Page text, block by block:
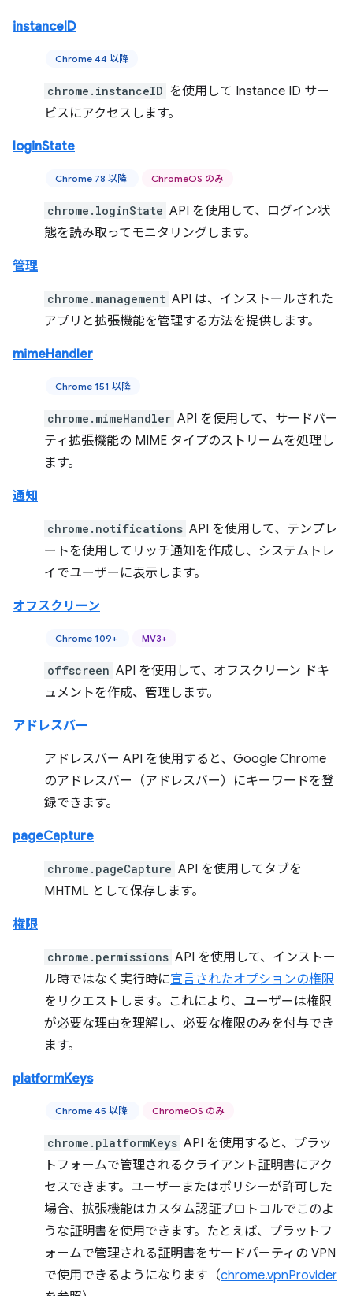
instanceID
Chrome 44 以降
chrome.instanceID を使用して Instance ID サー
ビスにアクセスします。
loginState
Chrome 78 以降 ChromeOS のみ
chrome.loginState API を使用して、ログイン状
態を読み取ってモニタリングします。
管理
chrome.management API は、インストールされた
アプリと拡張機能を管理する方法を提供します。
mimeHandler
Chrome 151 以降
chrome.mimeHandler API を使用して、サードパー
ティ拡張機能の MIME タイプのストリームを処理し
ます。
通知
chrome.notifications API を使用して、テンプレ
ートを使用してリッチ通知を作成し、システムトレ
イでユーザーに表示します。
オフスクリーン
Chrome 109+ MV3+
offscreen API を使用して、オフスクリーン ドキ
ュメントを作成、管理します。
アドレスバー
アドレスバー API を使用すると、Google Chrome
のアドレスバー（アドレスバー）にキーワードを登
録できます。
pageCapture
chrome.pageCapture API を使用してタブを
MHTML として保存します。
権限
chrome.permissions API を使用して、インストー
ル時ではなく実行時に宣言されたオプションの権限
をリクエストします。これにより、ユーザーは権限
が必要な理由を理解し、必要な権限のみを付与でき
ます。
platformKeys
Chrome 45 以降 ChromeOS のみ
chrome.platformKeys API を使用すると、プラッ
トフォームで管理されるクライアント証明書にアク
セスできます。ユーザーまたはポリシーが許可した
場合、拡張機能はカスタム認証プロトコルでこのよ
うな証明書を使用できます。たとえば、プラットフ
ォームで管理される証明書をサードパーティの VPN
で使用できるようになります（chrome.vpnProvider